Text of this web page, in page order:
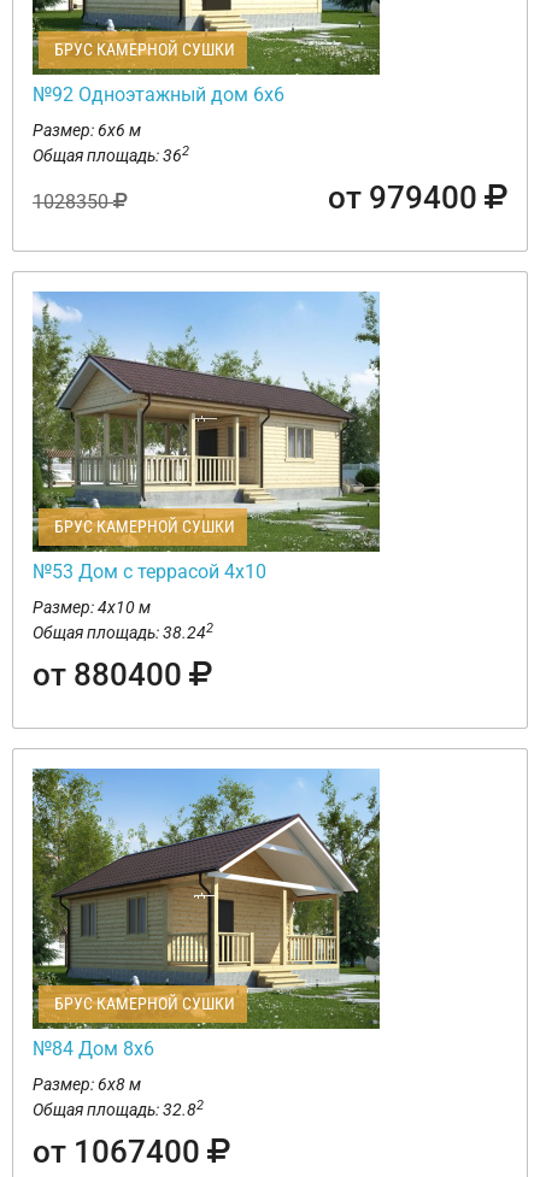
БРУС КАМЕРНОЙ СУШКИ
№92 Одноэтажный дом 6х6
Размер: 6х6 м
Общая площадь: 362
1028350 от 979400
БРУС КАМЕРНОЙ СУШКИ
№53 Дом с террасой 4х10
Размер: 4х10 м
Общая площадь: 38.242
от 880400
БРУС КАМЕРНОЙ СУШКИ
№84 Дом 8х6
Размер: 6х8 м
Общая площадь: 32.82
от 1067400